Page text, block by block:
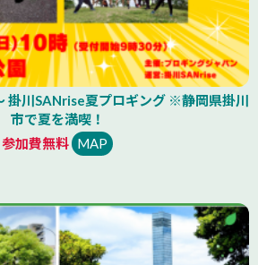
川SANrise夏プロギング ※静岡県掛川
市で夏を満喫！
参加費無料 MAP